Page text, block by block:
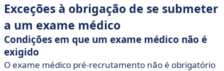
Exceções à obrigação de se submeter
a um exame médico
Condições em que um exame médico não é
exigido
O exame médico pré-recrutamento não é obrigatório